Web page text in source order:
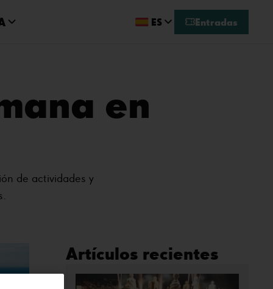
ES Entradas
en
de actividades y
Artículos recientes